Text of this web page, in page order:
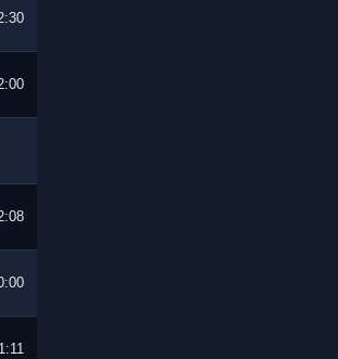
1:11